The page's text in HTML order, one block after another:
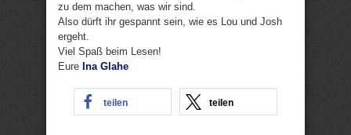
zu dem machen, was wir sind.
Also dürft ihr gespannt sein, wie es Lou und Josh
ergeht.
Viel Spaß beim Lesen!
Eure Ina Glahe
teilen teilen